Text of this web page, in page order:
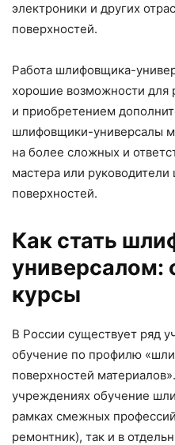
электроники и других
поверхностей.
Работа шлифовщика-
хорошие возможности для
и приобретением
шлифовщики-универсалы
на более сложных и
мастера или руководители
поверхностей.
Как стать
универсалом:
курсы
В России существует ряд
обучение по профилю
поверхностей
учреждениях обучение
рамках смежных
ремонтник), так и в